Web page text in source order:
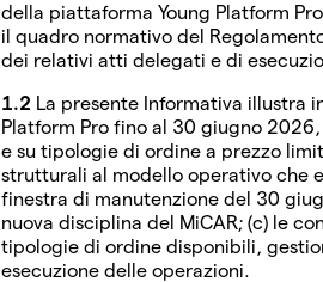
della piattaforma Young Platform
il quadro normativo del
dei relativi atti delegati e di
1.2 La presente Informativa illustra
Platform Pro fino al 30 giugno
e su tipologie di ordine a prezzo
strutturali al modello operativo che
finestra di manutenzione del 30
nuova disciplina del MiCAR; (c) le
tipologie di ordine disponibili,
esecuzione delle operazioni.